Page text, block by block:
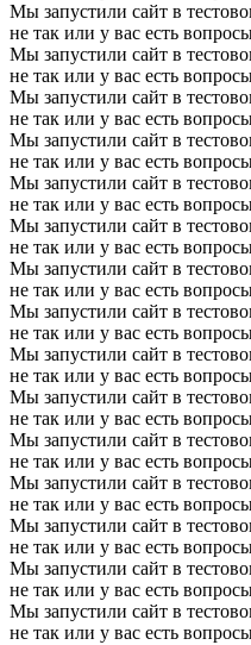
Мы запустили сайт в
не так или у вас есть
Мы запустили сайт в
не так или у вас есть
Мы запустили сайт в
не так или у вас есть
Мы запустили сайт в
не так или у вас есть
Мы запустили сайт в
не так или у вас есть
Мы запустили сайт в
не так или у вас есть
Мы запустили сайт в
не так или у вас есть
Мы запустили сайт в
не так или у вас есть
Мы запустили сайт в
не так или у вас есть
Мы запустили сайт в
не так или у вас есть
Мы запустили сайт в
не так или у вас есть
Мы запустили сайт в
не так или у вас есть
Мы запустили сайт в
не так или у вас есть
Мы запустили сайт в
не так или у вас есть
Мы запустили сайт в
не так или у вас есть